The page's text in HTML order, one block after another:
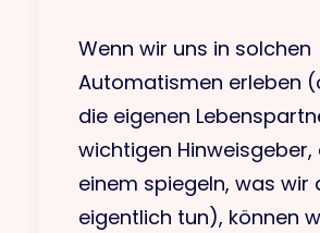
Wenn wir uns in solchen
Automatismen erleben
die eigenen
wichtigen Hinweisgeber,
einem spiegeln, was wir
eigentlich tun), können